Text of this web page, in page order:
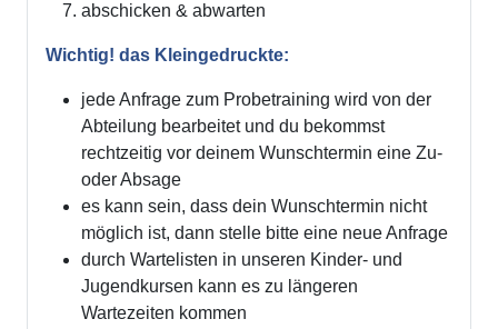
abschicken & abwarten
Wichtig! das Kleingedruckte:
jede Anfrage zum Probetraining wird von der
Abteilung bearbeitet und du bekommst
rechtzeitig vor deinem Wunschtermin eine Zu-
oder Absage
es kann sein, dass dein Wunschtermin nicht
möglich ist, dann stelle bitte eine neue Anfrage
durch Wartelisten in unseren Kinder- und
Jugendkursen kann es zu längeren
Wartezeiten kommen